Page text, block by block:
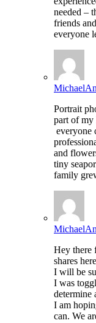
needed –
friends
everyone
Portrait
part of
everyone
and
tiny
family
Hey there
shares
I will be
I was
determine
I am
can. We